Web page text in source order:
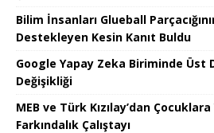
Bilim İnsanları Glueball
Destekleyen Kesin Kanıt Buldu
Google Yapay Zeka Biriminde Üst
Değişikliği
MEB ve Türk Kızılay’dan
Farkındalık Çalıştayı